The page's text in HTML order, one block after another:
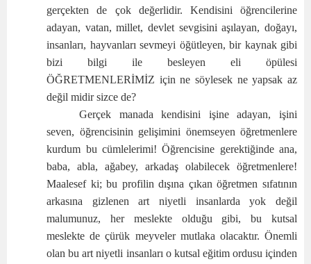
gerçekten de çok değerlidir. Kendisini öğrencilerine
adayan, vatan, millet, devlet sevgisini aşılayan, doğayı,
insanları, hayvanları sevmeyi öğütleyen, bir kaynak gibi
bizi bilgi ile besleyen eli öpülesi
ÖĞRETMENLERİMİZ için ne söylesek ne yapsak az
değil midir sizce de?
Gerçek manada kendisini işine adayan, işini
seven, öğrencisinin gelişimini önemseyen öğretmenlere
kurdum bu cümlelerimi! Öğrencisine gerektiğinde ana,
baba, abla, ağabey, arkadaş olabilecek öğretmenlere!
Maalesef ki; bu profilin dışına çıkan öğretmen sıfatının
arkasına gizlenen art niyetli insanlarda yok değil
malumunuz, her meslekte olduğu gibi, bu kutsal
meslekte de çürük meyveler mutlaka olacaktır. Önemli
olan bu art niyetli insanları o kutsal eğitim ordusu içinden